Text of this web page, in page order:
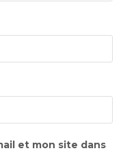
et mon site dans